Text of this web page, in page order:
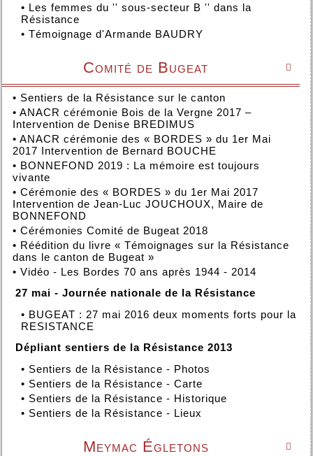
• Les femmes du '' sous-secteur B '' dans la
Résistance
• Témoignage d'Armande BAUDRY

Comité de Bugeat
• Sentiers de la Résistance sur le canton
• ANACR cérémonie Bois de la Vergne 2017 –
Intervention de Denise BREDIMUS
• ANACR cérémonie des « BORDES » du 1er Mai
2017 Intervention de Bernard BOUCHE
• BONNEFOND 2019 : La mémoire est toujours
vivante
• Cérémonie des « BORDES » du 1er Mai 2017
Intervention de Jean-Luc JOUCHOUX, Maire de
BONNEFOND
• Cérémonies Comité de Bugeat 2018
• Réédition du livre « Témoignages sur la Résistance
dans le canton de Bugeat »
• Vidéo - Les Bordes 70 ans après 1944 - 2014
27 mai - Journée nationale de la Résistance
• BUGEAT : 27 mai 2016 deux moments forts pour la
RESISTANCE
Dépliant sentiers de la Résistance 2013
• Sentiers de la Résistance - Photos
• Sentiers de la Résistance - Carte
• Sentiers de la Résistance - Historique
• Sentiers de la Résistance - Lieux

Meymac Égletons